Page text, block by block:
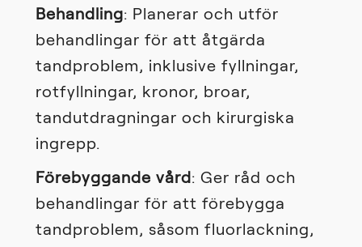
Behandling: Planerar och utför
behandlingar för att åtgärda
tandproblem, inklusive fyllningar,
rotfyllningar, kronor, broar,
tandutdragningar och kirurgiska
ingrepp.
Förebyggande vård: Ger råd och
behandlingar för att förebygga
tandproblem, såsom fluorlackning,